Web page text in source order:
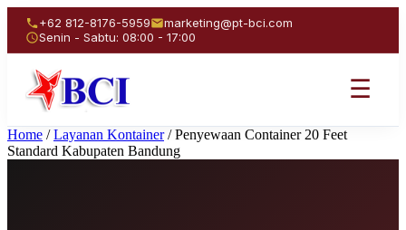
+62 812-8176-5959
marketing@pt-bci.com
Senin - Sabtu: 08:00 - 17:00
☰
Home / Layanan Kontainer / Penyewaan Container 20 Feet
Standard Kabupaten Bandung